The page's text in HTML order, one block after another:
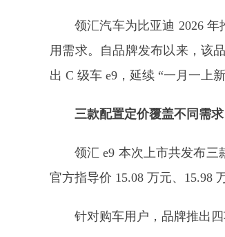
领汇汽车为比亚迪 2026
用需求。自品牌发布以来，该
出 C 级车 e9，延续 “一月一上
三款配置定价覆盖不同需求
领汇 e9 本次上市共发布三
官方指导价 15.08 万元、15.98
针对购车用户，品牌推出四